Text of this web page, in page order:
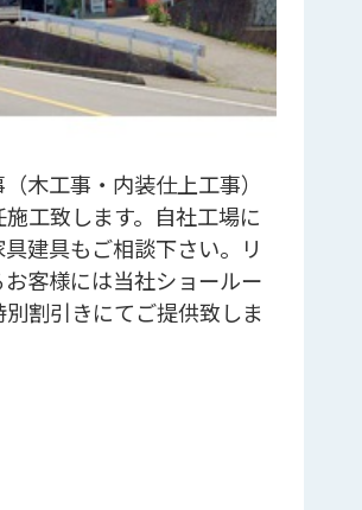
木工事・内装仕上工事）
工致します。自社工場に
建具もご相談下さい。リ
客様には当社ショールー
割引きにてご提供致しま